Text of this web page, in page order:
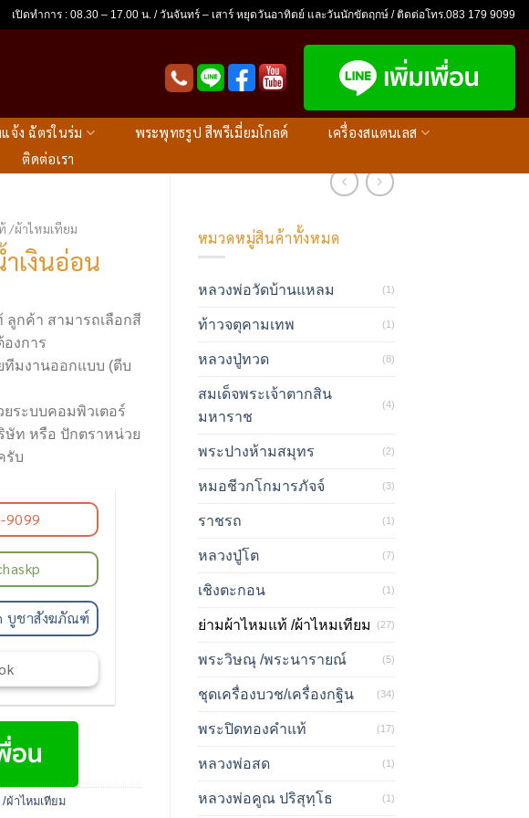
เปิดทำการ : 08.30 – 17.00 น. / วันจันทร์ – เสาร์ หยุดวันอาทิตย์ และวันนักขัตฤกษ์ / ติดต่อโทร.083 179 9099
จ้ง ฉัตรในร่ม พระพุทธรูป สีพรีเมี่ยมโกลด์
เครื่องสแตนเลส
ติดต่อเรา
/ผ้าไหมเทียม
เงินอ่อน
ลูกค้า สามารถเลือกสี
งการ
ทีมงานออกแบบ (ตีบ
ระบบคอมพิวเตอร์
ษัท หรือ ปักตราหน่วย
รับ
9099
บูชาสังฆภัณฑ์
ผ้าไหมเทียม
หมวดหมู่สินค้าทั้งหมด
หลวงพ่อวัดบ้านแหลม (1)
ท้าวจตุคามเทพ (1)
หลวงปู่ทวด (8)
สมเด็จพระเจ้าตากสิน
มหาราช
(4)
พระปางห้ามสมุทร (2)
หมอชีวกโกมารภัจจ์ (3)
ราชรถ (1)
หลวงปู่โต (7)
เชิงตะกอน (1)
ย่ามผ้าไหมแท้ /ผ้าไหมเทียม (27)
พระวิษณุ /พระนารายณ์ (5)
ชุดเครื่องบวช/เครื่องกฐิน (34)
พระปิดทองคำแท้ (17)
หลวงพ่อสด (1)
หลวงพ่อคูณ ปริสุทฺโธ (1)